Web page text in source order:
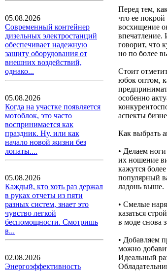
05.08.2026
Современный контейнер
дизельных электростанций
обеспечивает надежную
защиту оборудования от
внешних воздействий,
однако...
05.08.2026
Когда на участке появляется
мотоблок, это часто
воспринимается как
праздник. Ну, или как
начало новой жизни без
лопаты....
05.08.2026
Каждый, кто хоть раз держал
в руках отчеты из пяти
разных систем, знает это
чувство легкой
беспомощности. Смотришь
в...
02.08.2026
Энергоэффективность
Перед тем,
что ее
восхищение
впечатление.
говорит, что
но по более
Стоит
юбок оптом,
особенно
аспекты
Как выбрать
• Делаем
их ношение
кажутся
популярный
ладонь выше.
• Смелые
казаться
в моде снова
• Добавляем
можно
Идеальный